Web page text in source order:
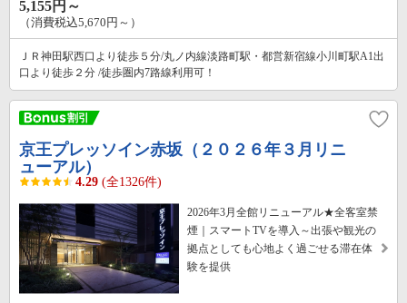
5,155円～
（消費税込5,670円～）
ＪＲ神田駅西口より徒歩５分/丸ノ内線淡路町駅・都営新宿線小川町駅A1出
口より徒歩２分 /徒歩圏内7路線利用可！
京王プレッソイン赤坂（２０２６年３月リニ
ューアル）
4.29 (全1326件)
2026年3月全館リニューアル★全客室禁
煙｜スマートTVを導入～出張や観光の
拠点としても心地よく過ごせる滞在体
験を提供